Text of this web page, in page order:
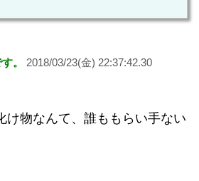
。
2018/03/23(金) 22:37:42.30
け物なんて、誰ももらい手ない